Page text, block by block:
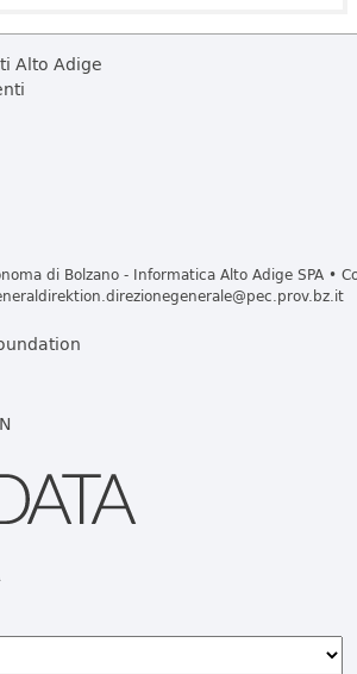
Alto Adige
di Bolzano - Informatica Alto Adige SPA •